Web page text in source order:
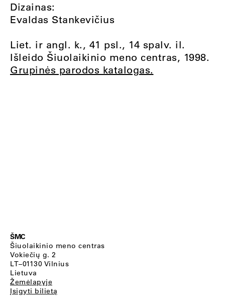
Dizainas:
Evaldas Stankevičius
Liet. ir angl. k., 41 psl., 14 spalv. il.
Išleido Šiuolaikinio meno centras, 1998.
Grupinės parodos katalogas.
ŠMC
Šiuolaikinio meno centras
Vokiečių g. 2
LT–01130 Vilnius
Lietuva
Žemėlapyje
Įsigyti bilietą